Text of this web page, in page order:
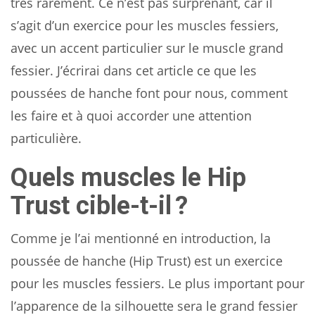
s’agit d’un exercice pour les muscles fessiers,
avec un accent particulier sur le muscle grand
fessier. J’écrirai dans cet article ce que les
poussées de hanche font pour nous, comment
les faire et à quoi accorder une attention
particulière.
Quels muscles le Hip
Trust cible-t-il ?
Comme je l’ai mentionné en introduction, la
poussée de hanche (Hip Trust) est un exercice
pour les muscles fessiers. Le plus important pour
l’apparence de la silhouette sera le grand fessier